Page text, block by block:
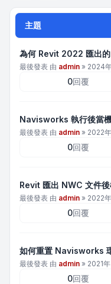
主題
為何 Revit 2022 匯出
最後發表 由 admin » 2024
0回覆
Navisworks 執行後當
最後發表 由 admin » 2022
0回覆
Revit 匯出 NWC 文件
最後發表 由 admin » 2022
0回覆
如何重置 Navisworks
最後發表 由 admin » 2021
0回覆